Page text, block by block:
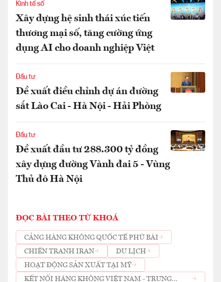
Kinh tế số
Xây dựng hệ sinh thái xúc tiến
thương mại số, tăng cường ứng
dụng AI cho doanh nghiệp Việt
Đầu tư
Đề xuất điều chỉnh dự án đường
sắt Lào Cai - Hà Nội - Hải Phòng
Đầu tư
Đề xuất đầu tư 288.300 tỷ đồng
xây dựng đường Vành đai 5 - Vùng
Thủ đô Hà Nội
ĐỌC BÀI THEO TỪ KHOÁ
CẢNG HÀNG KHÔNG QUỐC TẾ PHÚ BÀI
CHIẾN TRANH IRAN
DU LỊCH
HOẠT ĐỘNG SẢN XUẤT TẠI MỸ
KẾT NỐI HÀNG KHÔNG VIỆT NAM - TRUNG